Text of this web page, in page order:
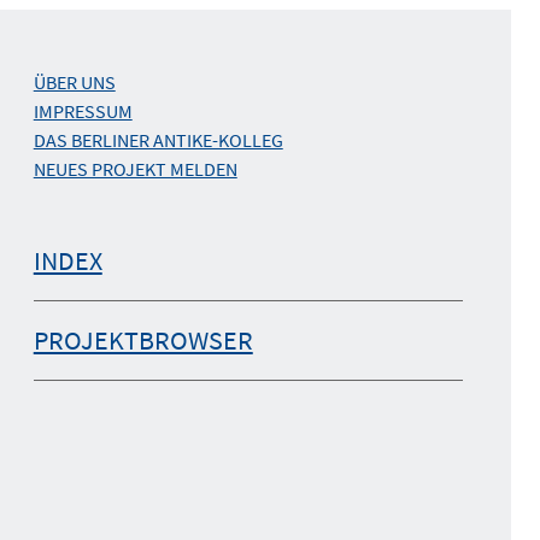
ÜBER UNS
IMPRESSUM
DAS BERLINER ANTIKE-KOLLEG
NEUES PROJEKT MELDEN
INDEX
PROJEKTBROWSER